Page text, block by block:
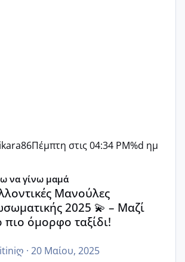
Πέμπτη στις 04:34 PM%d ημ
Εξωσωματικής 2025 💫 – Μαζί
να γίνω μαμά
Μανούλες
2025 💫 – Μαζί
πιο όμορφο ταξίδι!
· 20 Μαίου, 2025